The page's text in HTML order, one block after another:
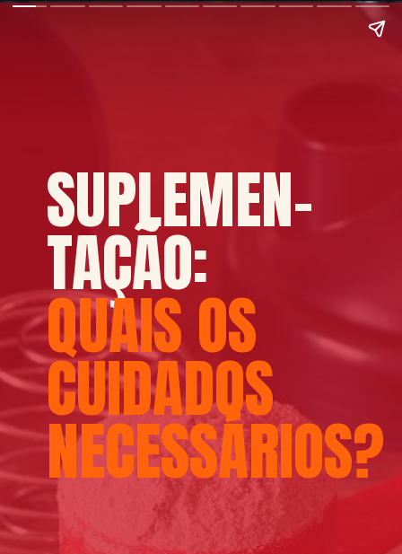
SUPLEMEN-
TAÇÃO:
QUAIS OS
CUIDADOS
NECESSÁRIOS?